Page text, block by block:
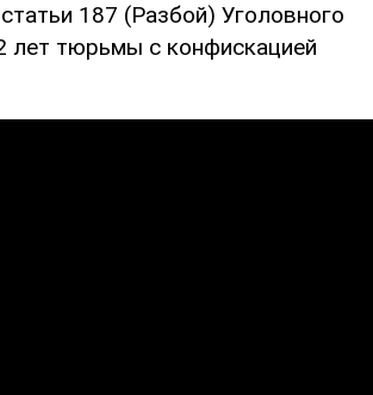
187 (Разбой) Уголовного
лет тюрьмы с конфискацией